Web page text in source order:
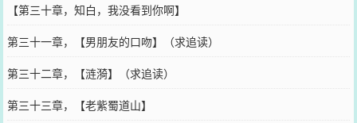
【第三十章，知白，我没看到你啊】
第三十一章，【男朋友的口吻】（求追读）
第三十二章，【涟漪】（求追读）
第三十三章，【老紫蜀道山】